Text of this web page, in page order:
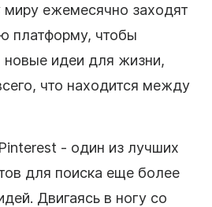
миру ежемесячно заходят
платформу, чтобы
новые идеи для жизни,
что находится между
- один из лучших
для поиска еще более
Двигаясь в ногу со